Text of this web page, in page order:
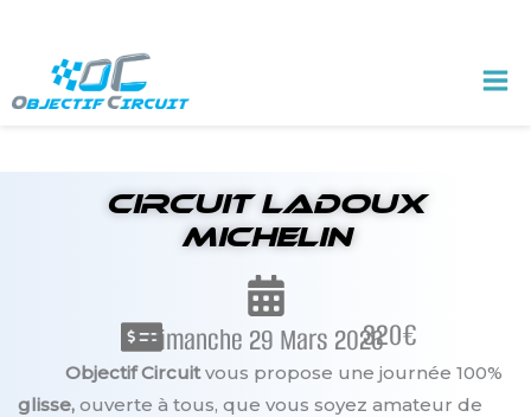
contenu
circuit ladoux
michelin
Dimanche 29 Mars 2026320€
Objectif Circuitvous propose une journée 100%
glisse, ouverte à tous, que vous soyez amateur de